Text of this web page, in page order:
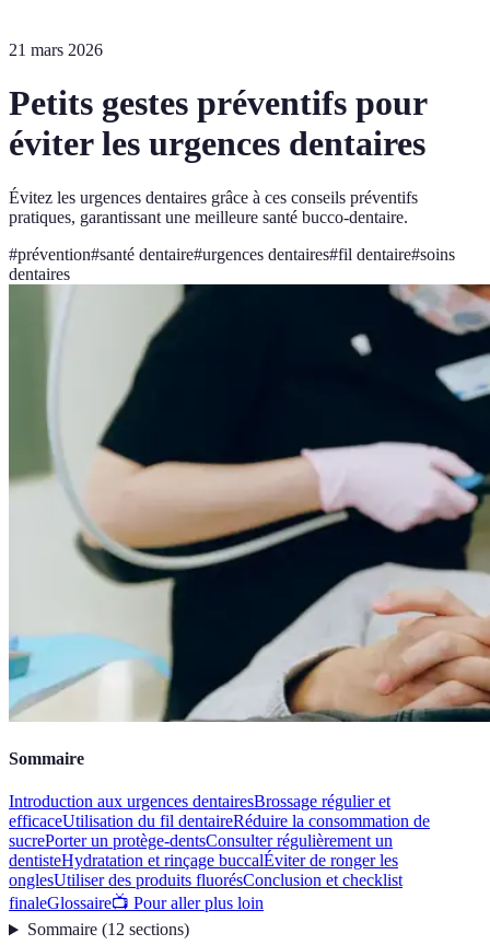
21 mars 2026
Petits gestes préventifs pour
éviter les urgences dentaires
Évitez les urgences dentaires grâce à ces conseils préventifs
pratiques, garantissant une meilleure santé bucco-dentaire.
#prévention#santé dentaire#urgences dentaires#fil dentaire#soins
dentaires
Sommaire
Introduction aux urgences dentairesBrossage régulier et
efficaceUtilisation du fil dentaireRéduire la consommation de
sucrePorter un protège-dentsConsulter régulièrement un
dentisteHydratation et rinçage buccalÉviter de ronger les
onglesUtiliser des produits fluorésConclusion et checklist
finaleGlossaire📺 Pour aller plus loin
Sommaire(12 sections)